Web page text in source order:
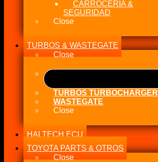
CARROCERÍA &
SEGURIDAD
Close
TURBOS & WASTEGATE
Close
TURBOS TURBOCHARGER
WASTEGATE
Close
HALTECH ECU
TOYOTA PARTS & OTROS
Close